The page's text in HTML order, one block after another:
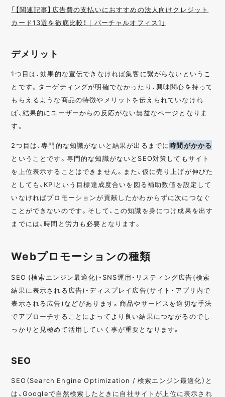
「【関連記事】広告費の支払いにおすすめの法人向けクレジット
カード13選を徹底比較！｜バーチャルオフィス1」
デメリット
1つ目は、効果的な宣伝できなければ集客に繋がらないというこ
とです。ターゲティングが明確でなかったり、興味関心を持って
もらえるような商品の特徴やメリットを伝えられていなけれ
ば、結果的にユーザーからの反応がない無益なページとなりま
す。
2つ目は、専門的な知識がないと結果が出るまでに時間がかかる
ということです。専門的な知識がないとSEO対策してもサイト
を上位表示することはできません。また、仮に売り上げが伸びた
としても、KPIという目標達成度合いを図る補助数値を設定して
いなければプロモーションが貢献したかわからずに次につなぐ
ことができないのです。そして、この知識を身につけ成果を出す
までには、時間と労力も必要となります。
Webプロモーションの種類
SEO (検索エンジン最適化)・SNS運用・リスティング広告(検索
結果に表示される広告)・ディスプレイ広告(サイト・アプリ内で
表示される広告)などがあります。商品やサービスを適切な手法
でアプローチすることによってより良い結果につながるのでし
っかりと見極めて活用していく事が重要となります。
SEO
SEO（Search Engine Optimization / 検索エンジン最適化）と
は、Googleで自然検索したときに自社サイトが上位に表示され